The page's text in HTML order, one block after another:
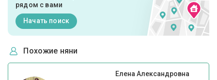
рядом с вами
Начать поиск
Похожие няни
Елена Александровна